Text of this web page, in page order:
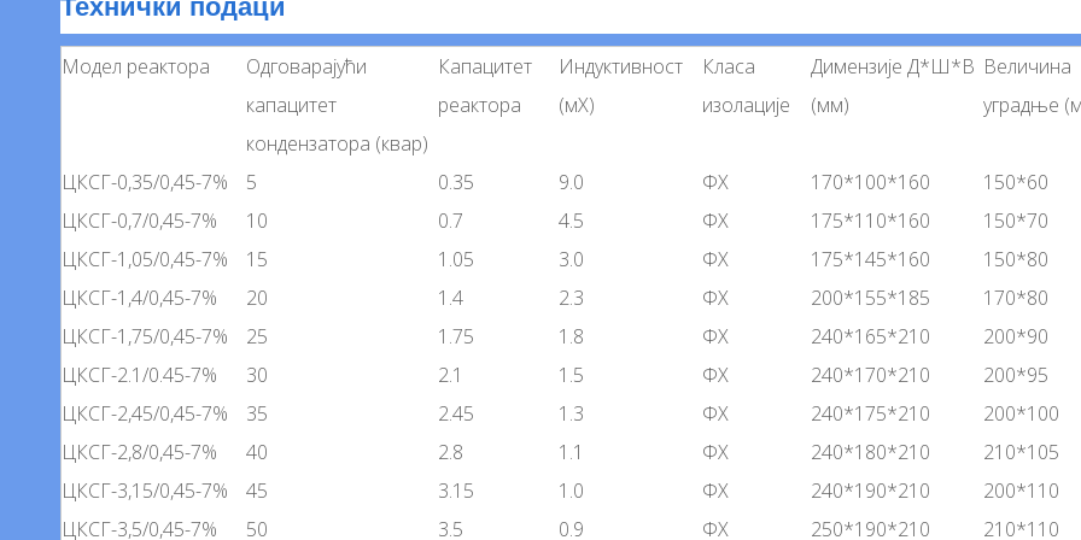
Технички подаци
Модел реактора
Одговарајући
капацитет
кондензатора (квар)
Капацитет
реактора
Индуктивност
(мХ)
Класа
изолације
Димензије Д*Ш*В
(мм)
Величина
уградње
ЦКСГ-0,35/0,45-7% 5 0.35 9.0 ФХ 170*100*160
150*60
ЦКСГ-0,7/0,45-7%
10 0.7 4.5 ФХ 175*110*160
150*70
ЦКСГ-1,05/0,45-7%
15 1.05 3.0 ФХ 175*145*160
150*80
ЦКСГ-1,4/0,45-7%
20 1.4 2.3 ФХ 200*155*185
170*80
ЦКСГ-1,75/0,45-7%
25 1.75 1.8 ФХ 240*165*210
200*90
ЦКСГ-2.1/0.45-7%
30 2.1 1.5 ФХ 240*170*210
200*95
ЦКСГ-2,45/0,45-7%
35 2.45 1.3 ФХ 240*175*210
200*100
ЦКСГ-2,8/0,45-7%
40 2.8 1.1 ФХ 240*180*210
210*105
ЦКСГ-3,15/0,45-7%
45 3.15 1.0 ФХ 240*190*210
200*110
ЦКСГ-3,5/0,45-7%
50 3.5 0.9 ФХ 250*190*210 210*110